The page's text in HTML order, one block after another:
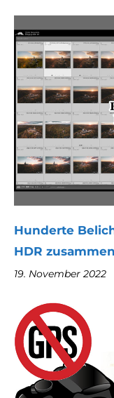
Hunderte
HDR
19. November 2022